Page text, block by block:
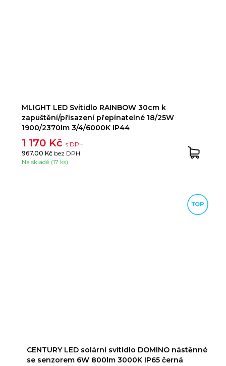
MLIGHT LED Svítidlo RAINBOW 30cm k
zapuštění/přisazení přepínatelné 18/25W
1900/2370lm 3/4/6000K IP44
1 170 Kčs DPH
967.00 Kč bez DPH
Na skladě (17 ks)
CENTURY LED solární svítidlo DOMINO nástěnné
se senzorem 6W 800lm 3000K IP65 černá